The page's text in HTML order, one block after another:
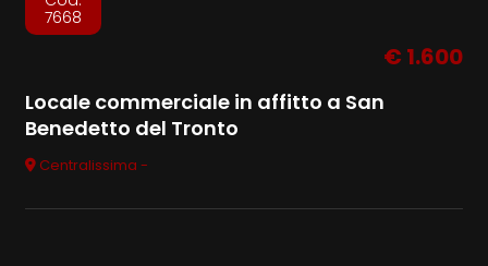
7668
€ 1.600
Locale commerciale in affitto a San
Benedetto del Tronto
Centralissima -